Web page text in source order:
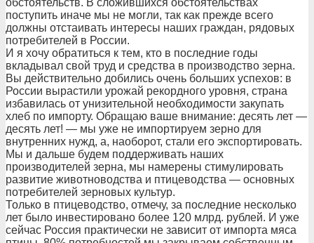
обстоятельств. В сложившихся обстоятельствах
поступить иначе мы не могли, так как прежде всего
должны отстаивать интересы наших граждан, рядовых
потребителей в России.
И я хочу обратиться к тем, кто в последние годы
вкладывал свой труд и средства в производство зерна.
Вы действительно добились очень больших успехов: в
России вырастили урожай рекордного уровня, страна
избавилась от унизительной необходимости закупать
хлеб по импорту. Обращаю ваше внимание: десять лет —
десять лет! — мы уже не импортируем зерно для
внутренних нужд, а, наоборот, стали его экспортировать.
Мы и дальше будем поддерживать наших
производителей зерна, мы намерены стимулировать
развитие животноводства и птицеводства — основных
потребителей зерновых культур.
Только в птицеводство, отмечу, за последние несколько
лет было инвестировано более 120 млрд. рублей. И уже
сейчас Россия практически не зависит от импорта мяса